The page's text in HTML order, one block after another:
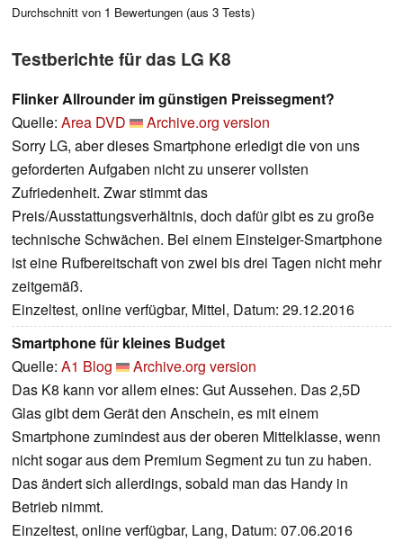
Durchschnitt von 1 Bewertungen (aus 3 Tests)
Testberichte für das LG K8
Flinker Allrounder im günstigen Preissegment?
Quelle: Area DVD
Archive.org version
Sorry LG, aber dieses Smartphone erledigt die von uns
geforderten Aufgaben nicht zu unserer vollsten
Zufriedenheit. Zwar stimmt das
Preis/Ausstattungsverhältnis, doch dafür gibt es zu große
technische Schwächen. Bei einem Einsteiger-Smartphone
ist eine Rufbereitschaft von zwei bis drei Tagen nicht mehr
zeitgemäß.
Einzeltest, online verfügbar, Mittel, Datum: 29.12.2016
Smartphone für kleines Budget
Quelle: A1 Blog
Archive.org version
Das K8 kann vor allem eines: Gut Aussehen. Das 2,5D
Glas gibt dem Gerät den Anschein, es mit einem
Smartphone zumindest aus der oberen Mittelklasse, wenn
nicht sogar aus dem Premium Segment zu tun zu haben.
Das ändert sich allerdings, sobald man das Handy in
Betrieb nimmt.
Einzeltest, online verfügbar, Lang, Datum: 07.06.2016